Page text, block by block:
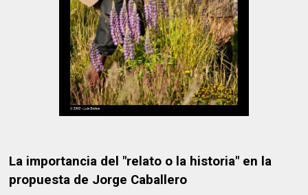
La importancia del "relato o la historia" en la
propuesta de Jorge Caballero